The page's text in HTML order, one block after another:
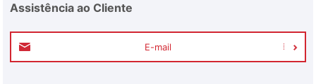
Assistência ao Cliente
E-mail